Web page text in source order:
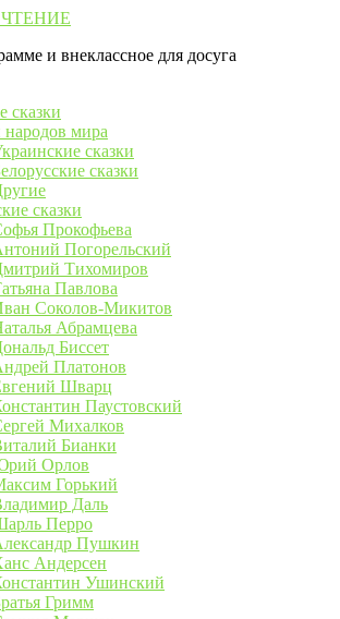
и внеклассное для досуга
сказки
народов мира
сказки
сказки
сказки
Прокофьева
Погорельский
Тихомиров
Павлова
Соколов-Микитов
Абрамцева
Биссет
Платонов
Шварц
Паустовский
Михалков
Бианки
Орлов
Горький
Даль
Перро
Пушкин
Андерсен
Ушинский
Гримм